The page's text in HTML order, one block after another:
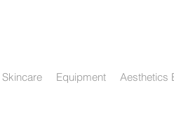
Skincare Equipment Aesthetics